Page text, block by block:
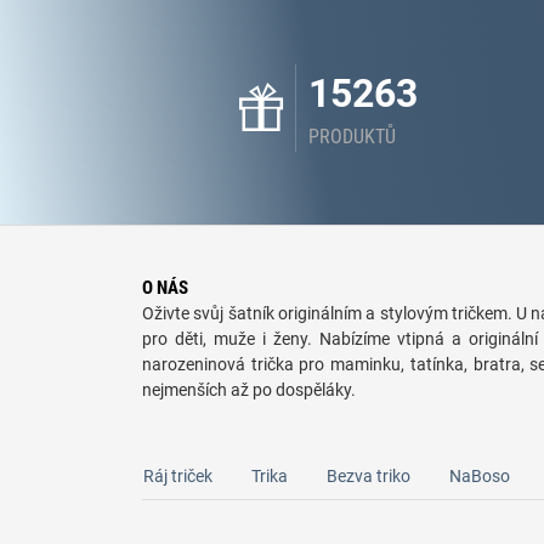
15263
PRODUKTŮ
O NÁS
Oživte svůj šatník originálním a stylovým tričkem. U
pro děti, muže i ženy. Nabízíme vtipná a
narozeninová trička pro maminku, tatínka, bratra,
nejmenších až po dospěláky.
Ráj triček Trika Bezva triko NaBoso